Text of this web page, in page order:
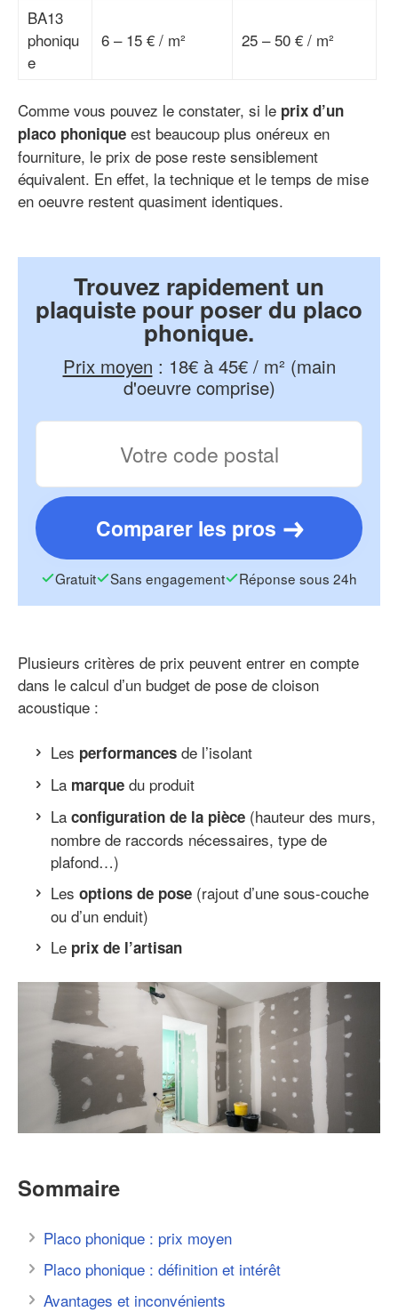
BA13
phoniqu
e
6 – 15 € / m² 25 – 50 € / m²
Comme vous pouvez le constater, si le prix d’un
placo phonique est beaucoup plus onéreux en
fourniture, le prix de pose reste sensiblement
équivalent. En effet, la technique et le temps de mise
en oeuvre restent quasiment identiques.
Trouvez rapidement un
plaquiste pour poser du placo
phonique.
Prix moyen : 18€ à 45€ / m² (main
d'oeuvre comprise)
Comparer les pros
Gratuit Sans engagement Réponse sous 24h
Plusieurs critères de prix peuvent entrer en compte
dans le calcul d’un budget de pose de cloison
acoustique :
Les performances de l’isolant
La marque du produit
La configuration de la pièce (hauteur des murs,
nombre de raccords nécessaires, type de
plafond…)
Les options de pose (rajout d’une sous-couche
ou d’un enduit)
Le prix de l’artisan
Sommaire
Placo phonique : prix moyen
Placo phonique : définition et intérêt
Avantages et inconvénients